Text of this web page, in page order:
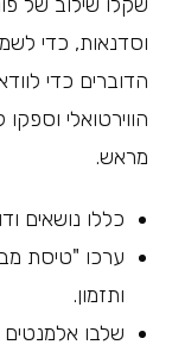
שקלו שילוב של
וסדנאות, כדי
הדוברים כדי
הווירטואלי
מראש.
כללו נושאים
ערכו "טיסת
ותזמון.
שלבו אלמנטים